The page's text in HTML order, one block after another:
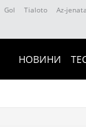
Gol Tialoto Az-jenata
НОВИНИ